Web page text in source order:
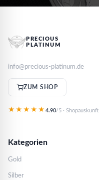
PRECIOUS
PLATINUM
info@precious-platinum.de
ZUM SHOP
★★★★★ 4.90/5 · Shopauskunft
Kategorien
Gold
Silber